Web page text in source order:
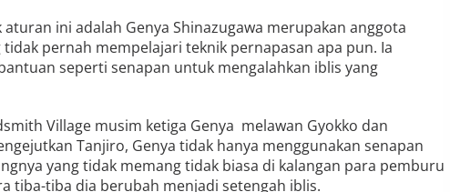
ini adalah Genya Shinazugawa merupakan anggota
pernah mempelajari teknik pernapasan apa pun. Ia
seperti senapan untuk mengalahkan iblis yang
Village musim ketiga Genya melawan Gyokko dan
Tanjiro, Genya tidak hanya menggunakan senapan
yang tidak memang tidak biasa di kalangan para pemburu
tiba-tiba dia berubah menjadi setengah iblis.